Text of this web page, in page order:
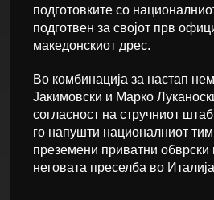
подготовките со
подготвен за својот прв
македонскиот дрес.
Во комбинација за настап
Јакимовски и Марко
согласност на стручниот
го напушти националниот
преземени приватни обврски
неговата преселба во